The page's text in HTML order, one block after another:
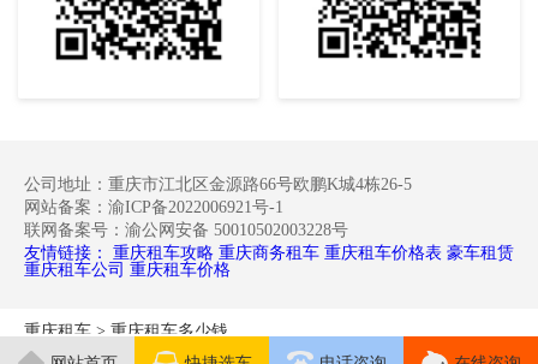
公司地址：重庆市江北区金源路66号欧鹏K城4栋26-5
网站备案：渝ICP备2022006921号-1
联网备案号：渝公网安备 50010502003228号
友情链接：
重庆租车攻略 重庆商务租车 重庆租车价格表 豪车租赁
重庆租车公司 重庆租车价格
重庆租车 > 重庆租车多少钱